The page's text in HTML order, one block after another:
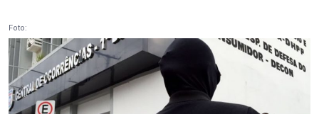
Foto: